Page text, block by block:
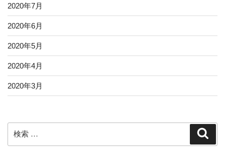
2020年7月
2020年6月
2020年5月
2020年4月
2020年3月
索: